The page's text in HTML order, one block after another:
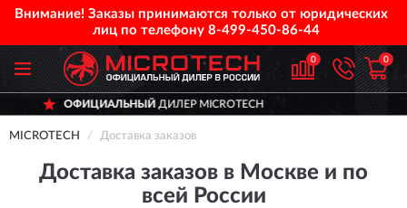
Внимание! Заказы принимаются только от юридических
лиц по телефону 8-499-450-86-44
0 0
ДИЛЕР MICROTECH
MICROTECH Доставка заказов
Доставка заказов в Москве и по
всей России